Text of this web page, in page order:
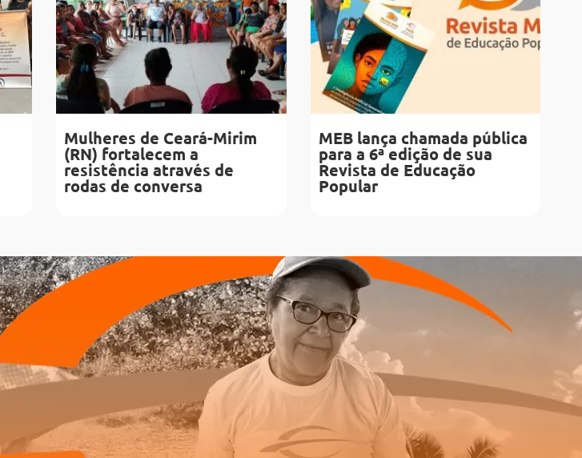
Mulheres de Ceará-Mirim
(RN) fortalecem a
resistência através de
rodas de conversa
MEB lança chamada pública
para a 6ª edição de sua
Revista de Educação
Popular